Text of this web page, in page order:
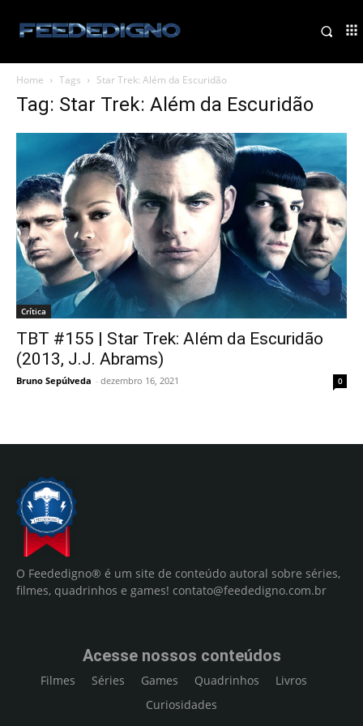
Home Tags Star Trek: Além da Escuridão
Tag: Star Trek: Além da Escuridão
Crítica
TBT #155 | Star Trek: Além da Escuridão
(2013, J.J. Abrams)
Bruno Sepúlveda - dezembro 16, 2021 0
O Feededigno® é um site de conteúdo autoral sobre séries,
filmes, quadrinhos e games! contato@feededigno.com.br
Acesse nossos conteúdos
Filmes Séries Games Quadrinhos
Livros
Curiosidades